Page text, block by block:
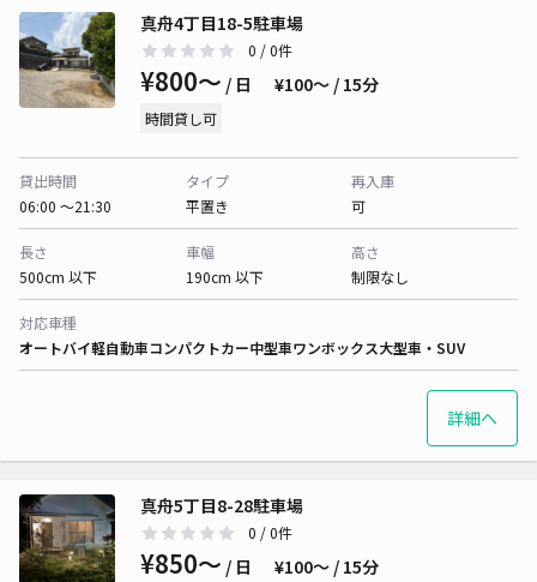
真舟4丁目18-5駐車場
0 / 0件
¥800〜 / 日 ¥100〜 / 15分
時間貸し可
貸出時間
06:00 〜21:30
タイプ
平置き
再入庫
可
長さ
500cm 以下
車幅
190cm 以下
高さ
制限なし
対応車種
オートバイ軽自動車コンパクトカー中型車ワンボックス大型車・SUV
詳細へ
真舟5丁目8-28駐車場
0 / 0件
¥850〜 / 日 ¥100〜 / 15分